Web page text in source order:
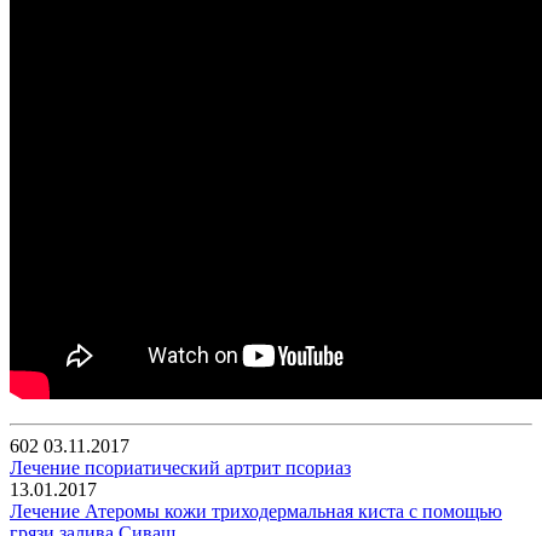
602 03.11.2017
Лечение псориатический артрит псориаз
13.01.2017
Лечение Атеромы кожи триходермальная киста с помощью